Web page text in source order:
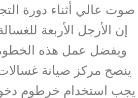
صوت عالي أثناء دورة
إن الأرجل الأربعة
ويفضل عمل هذه
ينصح مركز صيانة
يجب استخدام خرطوم